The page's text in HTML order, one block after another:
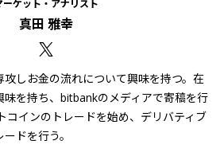
ーケット・アナリスト
真田 雅幸
しお金の流れについて興味を持つ。在
を持ち、bitbankのメディアで寄稿を行
コインのトレードを始め、デリバティブ
ドを行う。